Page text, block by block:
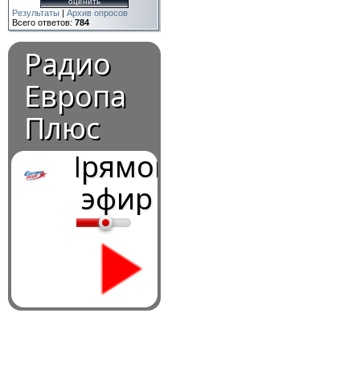
Результаты | Архив опросов
Всего ответов: 784
Радио
Европа
Плюс
Прямой
эфир